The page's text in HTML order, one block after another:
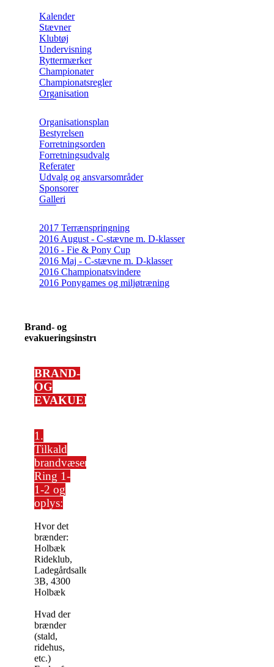
Kalender
Stævner
Klubtøj
Undervisning
Ryttermærker
Championater
Championatsregler
Organisation
Organisationsplan
Bestyrelsen
Forretningsorden
Forretningsudvalg
Referater
Udvalg og ansvarsområder
Sponsorer
Galleri
2017 Terrænspringning
2016 August - C-stævne m. D-klasser
2016 - Fie & Pony Cup
2016 Maj - C-stævne m. D-klasser
2016 Championatsvindere
2016 Ponygames og miljøtræning
Brand- og
evakueringsinstruks
BRAND-
OG
EVAKUERINGSINSTRUKS
1.
Tilkald
brandvæsenet:
Ring 1-
1-2 og
oplys:
Hvor det
brænder:
Holbæk
Rideklub,
Ladegårdsalleen
3B, 4300
Holbæk
Hvad der
brænder
(stald,
ridehus,
etc.)